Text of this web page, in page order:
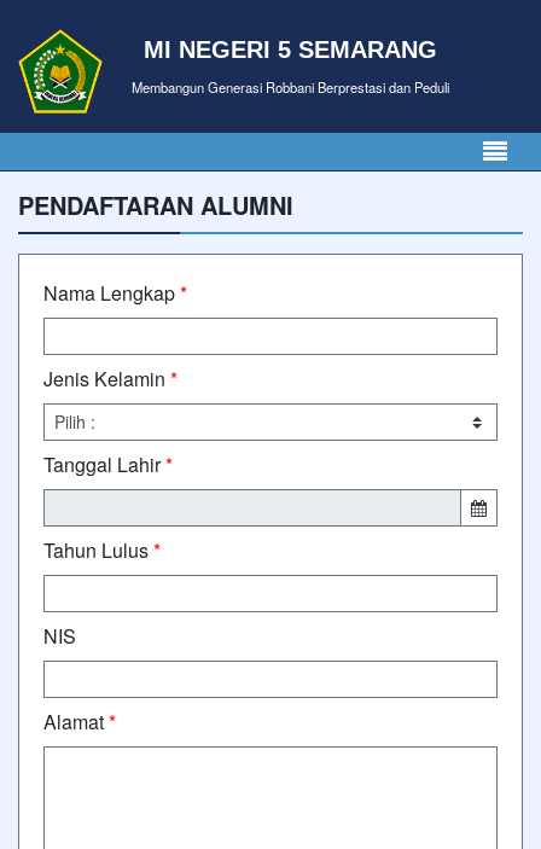
MI NEGERI 5 SEMARANG
Membangun Generasi Robbani Berprestasi dan Peduli
PENDAFTARAN ALUMNI
Nama Lengkap*
Jenis Kelamin *
Tanggal Lahir*
Tahun Lulus*
NIS
Alamat*